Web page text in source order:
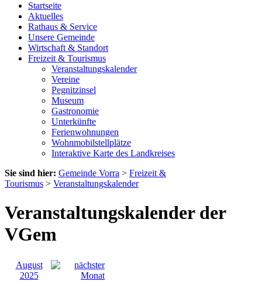
Startseite
Aktuelles
Rathaus & Service
Unsere Gemeinde
Wirtschaft & Standort
Freizeit & Tourismus
Veranstaltungskalender
Vereine
Pegnitzinsel
Museum
Gastronomie
Unterkünfte
Ferienwohnungen
Wohnmobilstellplätze
Interaktive Karte des Landkreises
Sie sind hier: Gemeinde Vorra > Freizeit &
Tourismus > Veranstaltungskalender
Veranstaltungskalender der
VGem
August
2025